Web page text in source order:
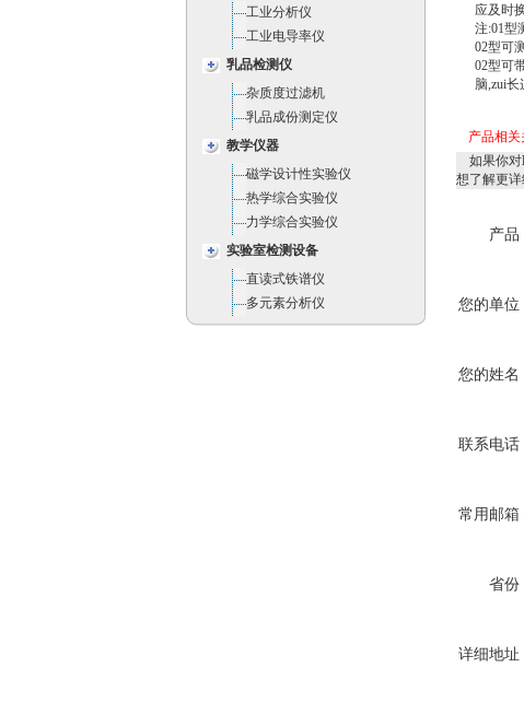
工业分析仪
工业电导率仪
乳品检测仪
杂质度过滤机
乳品成份测定仪
教学仪器
磁学设计性实验仪
热学综合实验仪
力学综合实验仪
实验室检测设备
直读式铁谱仪
多元素分析仪
应及时
注:01型
02型可
02型可
脑,zui长
产品相关
如果你对
想了解更
产品
您的单位
您的姓名
联系电话
常用邮箱
省份
详细地址